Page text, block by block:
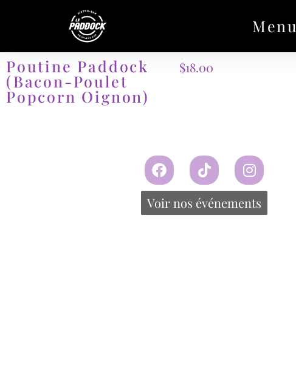
Menu
Poutine Paddock
(bacon-Poulet
Popcorn Oignon)
$18.00
Voir nos événements